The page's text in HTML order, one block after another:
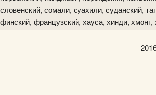
словенский, сомали, суахили, суданский,
финский, французский, хауса, хинди, хмонг,
2016